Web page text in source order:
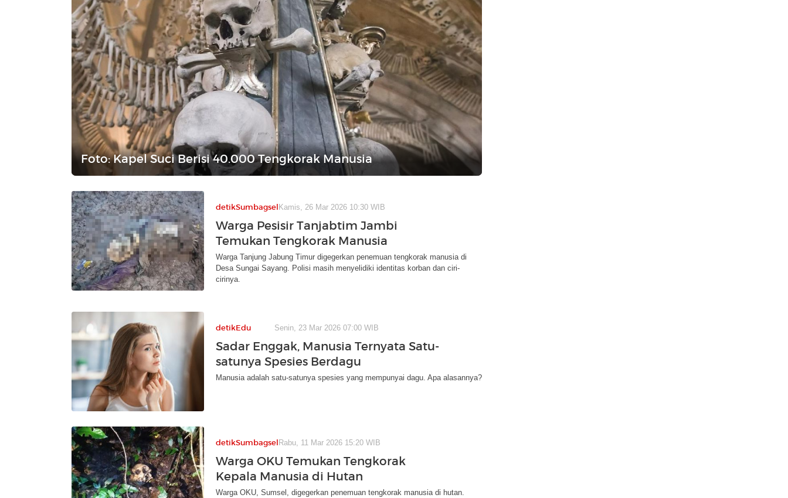
Foto: Kapel Suci Berisi 40.000 Tengkorak Manusia
detikSumbagsel Kamis, 26 Mar 2026 10:30 WIB
Warga Pesisir Tanjabtim Jambi
Temukan Tengkorak Manusia
Warga Tanjung Jabung Timur digegerkan penemuan tengkorak manusia di
Desa Sungai Sayang. Polisi masih menyelidiki identitas korban dan ciri-
cirinya.
detikEdu Senin, 23 Mar 2026 07:00 WIB
Sadar Enggak, Manusia Ternyata Satu-
satunya Spesies Berdagu
Manusia adalah satu-satunya spesies yang mempunyai dagu. Apa alasannya?
detikSumbagsel Rabu, 11 Mar 2026 15:20 WIB
Warga OKU Temukan Tengkorak
Kepala Manusia di Hutan
Warga OKU, Sumsel, digegerkan penemuan tengkorak manusia di hutan.